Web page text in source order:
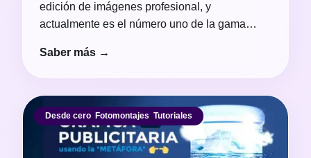
edición de imágenes profesional, y
actualmente es el número uno de la gama…
Saber más →
Desde cero, Fotomontajes, Tutoriales